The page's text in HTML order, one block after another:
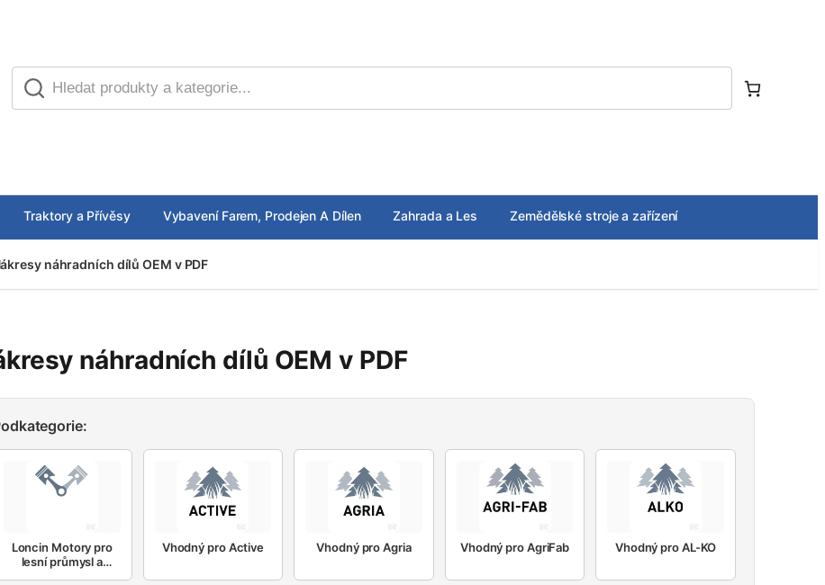
Traktory a Přívěsy Vybavení Farem, Prodejen A Dílen Zahrada a Les Zemědělské stroje a zařízení
náhradních dílů OEM v PDF
náhradních dílů OEM v PDF
Loncin Motory pro
lesní průmysl a
Vhodný pro Active Vhodný pro Agria Vhodný pro AgriFab Vhodný pro AL-KO